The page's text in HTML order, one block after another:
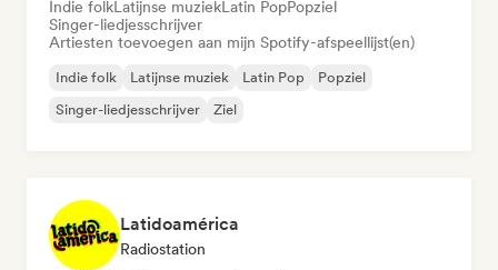
Indie folkLatijnse muziekLatin PopPopziel
Singer-liedjesschrijver
Artiesten toevoegen aan mijn Spotify-afspeellijst(en)
Indie folk Latijnse muziek Latin Pop
Popziel
Singer-liedjesschrijver
Ziel
Latidoamérica
Radiostation